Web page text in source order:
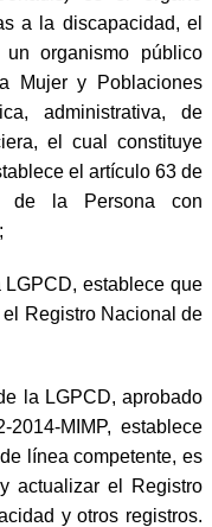
a la discapacidad, el
organismo público
Mujer y Poblaciones
administrativa, de
el cual constituye
el artículo 63 de
de la Persona con
establece que
Registro Nacional de
la LGPCD, aprobado
MIMP, establece
línea competente, es
actualizar el Registro
y otros registros.